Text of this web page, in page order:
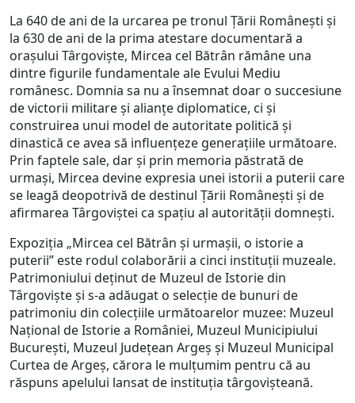
La 640 de ani de la urcarea pe tronul Țării Românești și
la 630 de ani de la prima atestare documentară a
orașului Târgoviște, Mircea cel Bătrân rămâne una
dintre figurile fundamentale ale Evului Mediu
românesc. Domnia sa nu a însemnat doar o succesiune
de victorii militare și alianțe diplomatice, ci și
construirea unui model de autoritate politică și
dinastică ce avea să influențeze generațiile următoare.
Prin faptele sale, dar și prin memoria păstrată de
urmași, Mircea devine expresia unei istorii a puterii care
se leagă deopotrivă de destinul Țării Românești și de
afirmarea Târgoviștei ca spațiu al autorității domnești.
Expoziția „Mircea cel Bătrân și urmașii, o istorie a
puterii” este rodul colaborării a cinci instituții muzeale.
Patrimoniului deținut de Muzeul de Istorie din
Târgoviște și s-a adăugat o selecție de bunuri de
patrimoniu din colecțiile următoarelor muzee: Muzeul
Național de Istorie a României, Muzeul Municipiului
București, Muzeul Județean Argeș și Muzeul Municipal
Curtea de Argeș, cărora le mulțumim pentru că au
răspuns apelului lansat de instituția târgovișteană.